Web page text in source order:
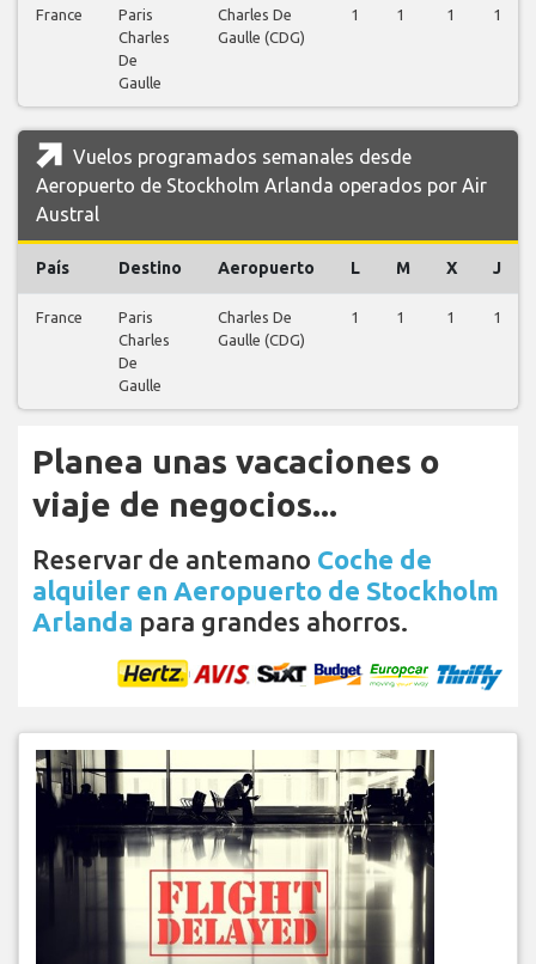
France
Paris
Charles
De
Gaulle
Charles De
Gaulle (CDG)
1 1 1 1
Vuelos programados semanales desde
Aeropuerto de Stockholm Arlanda operados por Air
Austral
País Destino Aeropuerto L M X J
France
Paris
Charles
De
Gaulle
Charles De
Gaulle (CDG)
1 1 1 1
Planea unas vacaciones o
viaje de negocios...
Reservar de antemano Coche de
alquiler en Aeropuerto de Stockholm
Arlanda para grandes ahorros.